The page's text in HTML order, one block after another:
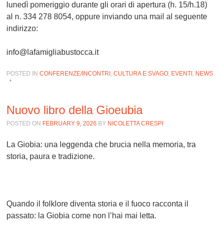
lunedì pomeriggio durante gli orari di apertura (h. 15/h.18)
al n. 334 278 8054, oppure inviando una mail al seguente
indirizzo:
info@lafamigliabustocca.it
POSTED INCONFERENZE/INCONTRI ,CULTURA E SVAGO, EVENTI , NEWS
•
Nuovo libro della Gioeubia
POSTED ON FEBRUARY 9, 2026 BY NICOLETTA CRESPI
La Giobia: una leggenda che brucia nella memoria, tra
storia, paura e tradizione.
Quando il folklore diventa storia e il fuoco racconta il
passato: la Giobia come non l’hai mai letta.